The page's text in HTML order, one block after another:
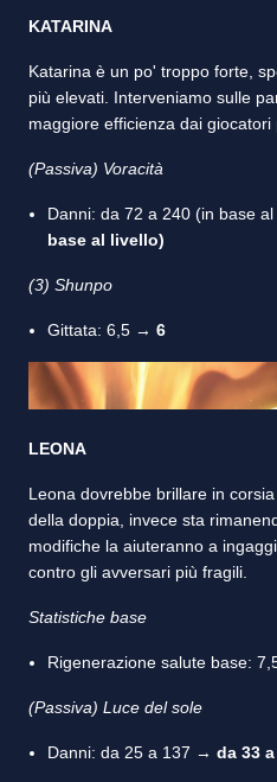
KATARINA
Katarina è un po' troppo forte,
più elevati. Interveniamo sulle
maggiore efficienza dai giocatori
(Passiva) Voracità
Danni: da 72 a 240 (in base
base al livello)
(3) Shunpo
Gittata: 6,5 → 6
LEONA
Leona dovrebbe brillare in
della doppia, invece sta
modifiche la aiuteranno a
contro gli avversari più fragili.
Statistiche base
Rigenerazione salute base:
(Passiva) Luce del sole
Danni: da 25 a 137 → da 33